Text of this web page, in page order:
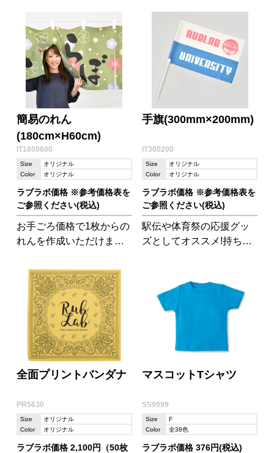
トドアや、災害時に重宝
するアイテムです。
簡易のれん
(180cm×H60cm)
IT1800600
Size
オリジナル
Color
オリジナル
ラブラボ価格 ※参考価格表を
ご参照ください(税込)
お手ごろ価格で1枚からの
れんを作成いただけます!
ちろん、文化祭などに
も。 ※取付器具はセット
ではございません。
手旗(300mm×200mm)
IT300200
Size
オリジナル
Color
オリジナル
ラブラボ価格 ※参考価格表を
ご参照ください(税込)
駅伝や体育祭の応援グッ
ズとしてオススメ!持ちや
れます。
全面プリントバンダナ
PR5630
Size
オリジナル
Color
オリジナル
ラブラボ価格 2,100円（50枚
マスコットTシャツ
SS9999
Size
F
Color
全38色
ラブラボ価格 376円(税込)